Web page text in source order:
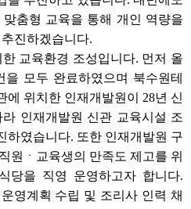
춤형 교육을 통해 개인 역량을
진하겠습니다.
교육환경 조성입니다. 먼저 올
모두 완료하였으며 북수원테
에 위치한 인재개발원이 28년 신
인재개발원 신관 교육시설 조
하였습니다. 또한 인재개발원 구
원ㆍ교육생의 만족도 제고를 위
당을 직영 운영하고자 합니다.
영계획 수립 및 조리사 인력 채